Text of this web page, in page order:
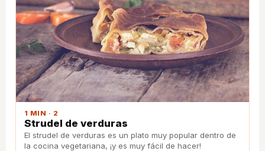
1 MIN · 2
Strudel de verduras
El strudel de verduras es un plato muy popular dentro de
la cocina vegetariana, ¡y es muy fácil de hacer!